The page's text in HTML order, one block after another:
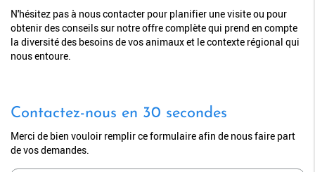
N'hésitez pas à nous contacter pour planifier une visite ou pour
obtenir des conseils sur notre offre complète qui prend en compte
la diversité des besoins de vos animaux et le contexte régional qui
nous entoure.
Contactez-nous en 30 secondes
Merci de bien vouloir remplir ce formulaire afin de nous faire part
de vos demandes.